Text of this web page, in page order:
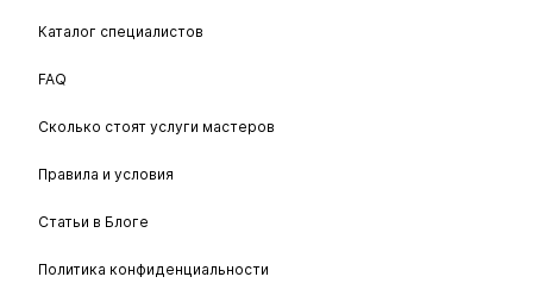
Каталог специалистов
FAQ
Сколько стоят услуги мастеров
Правила и условия
Статьи в Блоге
Политика конфиденциальности